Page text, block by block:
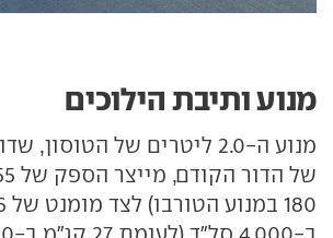
מנוע ותיבת הילוכים
מנוע ה-2.0 ליטרים של